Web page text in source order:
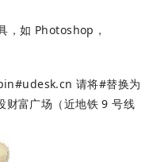
，如 Photoshop，
请将#替换为
财富广场（近地铁 9 号线